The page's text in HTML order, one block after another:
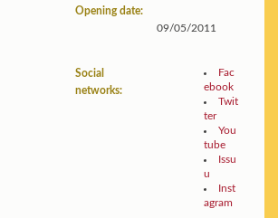
Opening date:
09/05/2011
Social
networks:
Fac
ebook
Twit
ter
You
tube
Issu
u
Inst
agram